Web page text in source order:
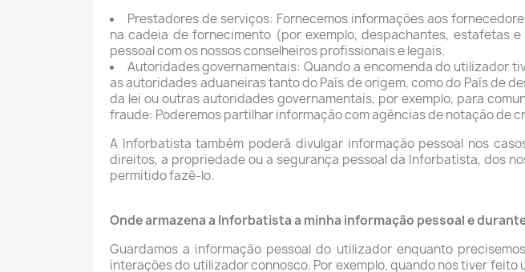
Prestadores de serviços: Fornecemos informações aos
na cadeia de fornecimento (por exemplo, despachantes, estafetas
pessoal com os nossos conselheiros profissionais e legais.
Autoridades governamentais: Quando a encomenda do utilizador
as autoridades aduaneiras tanto do País de origem, como do País de
da lei ou outras autoridades governamentais, por exemplo, para
fraude: Poderemos partilhar informação com agências de notação de
A Inforbatista também poderá divulgar informação pessoal nos
direitos, a propriedade ou a segurança pessoal da Inforbatista, dos
permitido fazê-lo.
Onde armazena a Inforbatista a minha informação pessoal e
Guardamos a informação pessoal do utilizador enquanto
interações do utilizador connosco. Por exemplo, quando nos tiver